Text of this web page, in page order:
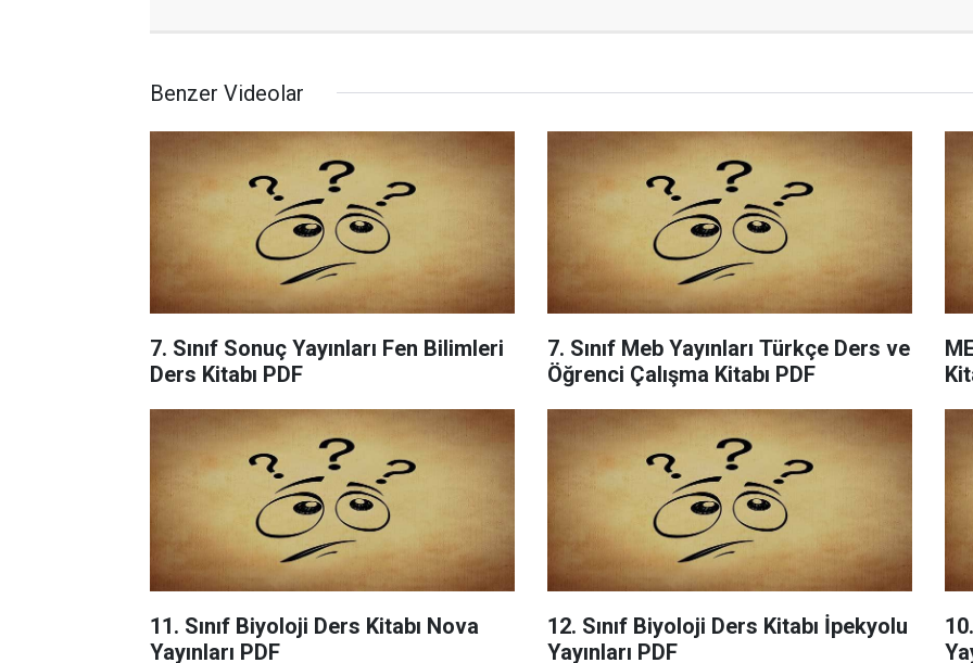
Benzer Videolar
7. Sınıf Sonuç Yayınları Fen Bilimleri
Ders Kitabı PDF
7. Sınıf Meb Yayınları Türkçe Ders ve
Öğrenci Çalışma Kitabı PDF
11. Sınıf Biyoloji Ders Kitabı Nova
Yayınları PDF
12. Sınıf Biyoloji Ders Kitabı İpekyolu
Yayınları PDF